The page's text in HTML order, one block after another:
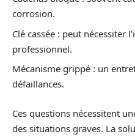
corrosion.
Clé cassée : peut nécessiter
professionnel.
Mécanisme grippé : un
défaillances.
Ces questions nécessitent
des situations graves. La